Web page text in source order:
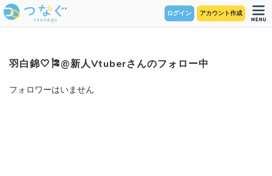
ログイン アカウント作成
羽白錦🤍🎏@新人Vtuberさんのフォロー中
フォロワーはいません